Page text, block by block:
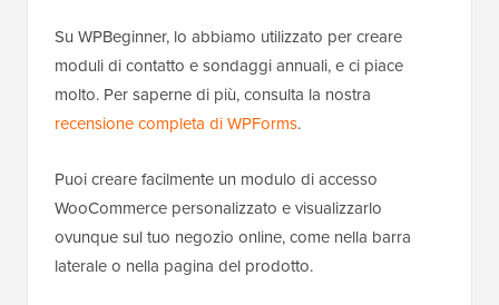
Su WPBeginner, lo abbiamo utilizzato per creare
moduli di contatto e sondaggi annuali, e ci piace
molto. Per saperne di più, consulta la nostra
recensione completa di WPForms.
Puoi creare facilmente un modulo di accesso
WooCommerce personalizzato e visualizzarlo
ovunque sul tuo negozio online, come nella barra
laterale o nella pagina del prodotto.